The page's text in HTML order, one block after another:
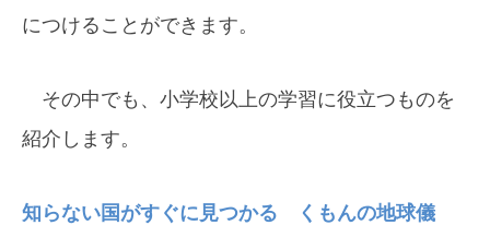
につけることができます。
その中でも、小学校以上の学習に役立つものを
紹介します。
知らない国がすぐに見つかる くもんの地球儀